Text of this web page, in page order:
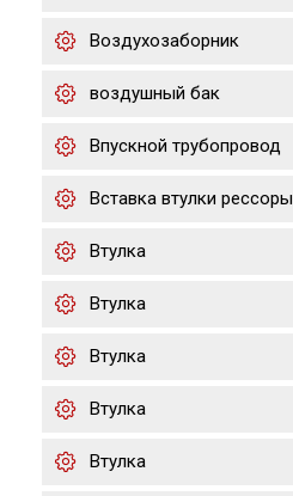
Воздухозаборник
воздушный бак
Впускной трубопровод
Вставка втулки рессоры
Втулка
Втулка
Втулка
Втулка
Втулка